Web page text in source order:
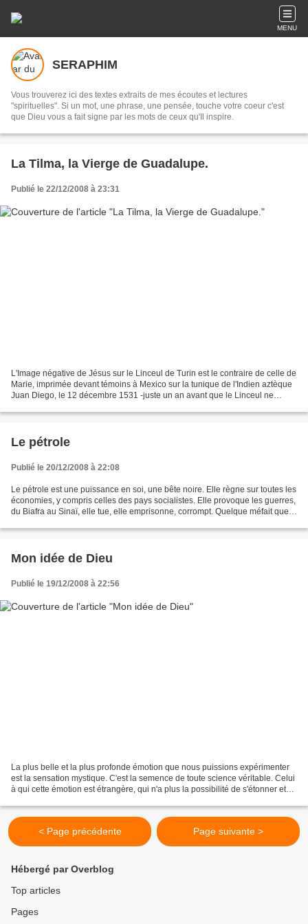
MENU
SERAPHIM
Vous trouverez ici des textes extraits de mes écoutes et lectures
"spirituelles". Si un mot, une phrase, une pensée, touche votre coeur c'est
que Dieu vous a fait signe par les mots de ceux qu'Il inspire.
La Tilma, la Vierge de Guadalupe.
Publié le 22/12/2008 à 23:31
L'Image négative de Jésus sur le Linceul de Turin est le contraire de celle de
Marie, imprimée devant témoins à Mexico sur la tunique de l'Indien aztèque
Juan Diego, le 12 décembre 1531 -juste un an avant que le Linceul ne
Le pétrole
Publié le 20/12/2008 à 22:08
Le pétrole est une puissance en soi, une bête noire. Elle règne sur toutes les
économies, y compris celles des pays socialistes. Elle provoque les guerres,
du Biafra au Sinaï, elle tue, elle emprisonne, corrompt. Quelque méfait que
Mon idée de Dieu
Publié le 19/12/2008 à 22:56
La plus belle et la plus profonde émotion que nous puissions expérimenter
est la sensation mystique. C'est la semence de toute science véritable. Celui
à qui cette émotion est étrangère, qui n'a plus la possibilité de s'étonner et
< Page précédente Page suivante >
Hébergé par Overblog
Top articles
Pages